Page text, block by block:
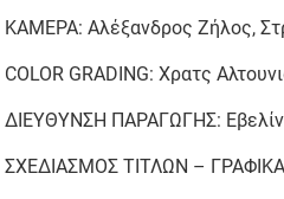
ΚΑΜΕΡΑ: Αλέξανδρος Ζήλος,
COLOR GRADING: Χρατς
ΔΙΕΥΘΥΝΣΗ ΠΑΡΑΓΩΓΗΣ:
ΣΧΕΔΙΑΣΜΟΣ ΤΙΤΛΩΝ – ΓΡΑΦΙΚΑ: